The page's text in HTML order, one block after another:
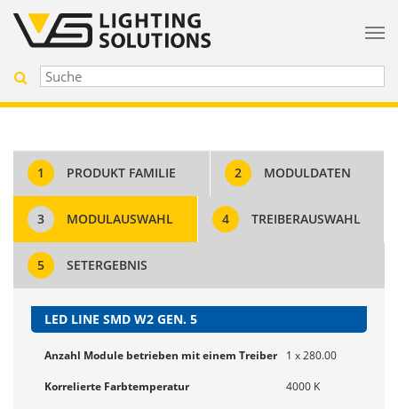
1 PRODUKT FAMILIE 2 MODULDATEN
3 MODULAUSWAHL 4 TREIBERAUSWAHL
5 SETERGEBNIS
LED LINE SMD W2 GEN. 5
Anzahl Module betrieben mit einem Treiber 1 x 280.00
Korrelierte Farbtemperatur 4000 K